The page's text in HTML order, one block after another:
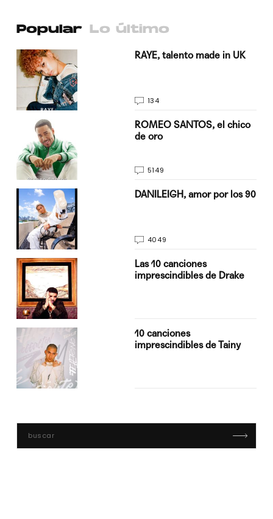
Popular Lo último
RAYE, talento made in UK
134
ROMEO SANTOS, el chico
de oro
5149
DANILEIGH, amor por los 90
4049
Las 10 canciones
imprescindibles de Drake
10 canciones
imprescindibles de Tainy